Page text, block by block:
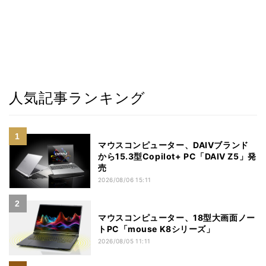
人気記事ランキング
マウスコンピューター、DAIVブランド
から15.3型Copilot+ PC「DAIV Z5」発
売
2026/08/06 15:11
マウスコンピューター、18型大画面ノー
トPC「mouse K8シリーズ」
2026/08/05 11:11